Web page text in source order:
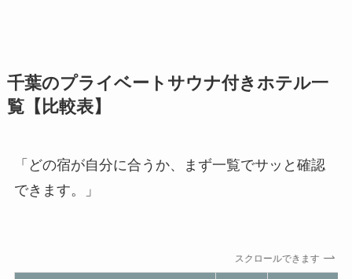
千葉のプライベートサウナ付きホテル一
覧【比較表】
「どの宿が自分に合うか、まず一覧でサッと確認
できます。」
スクロールできます